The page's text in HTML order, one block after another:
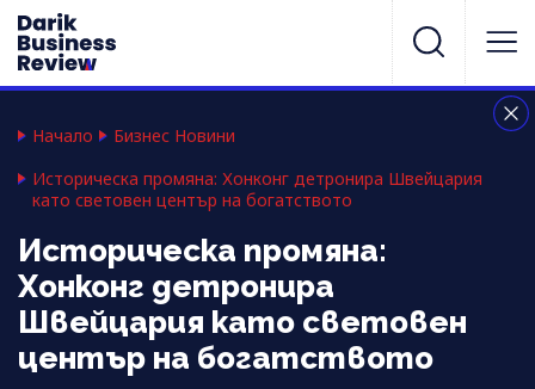
Начало
Бизнес Новини
Историческа промяна: Хонконг детронира Швейцария
като световен център на богатството
Историческа промяна:
Хонконг детронира
Швейцария като световен
център на богатството